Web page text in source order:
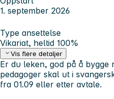
1. september 2026
Type ansettelse
Vikariat, heltid 100%
Vis flere detaljer
Er du leken, god på å
pedagoger skal ut i
fra 01.09 eller etter avtale.